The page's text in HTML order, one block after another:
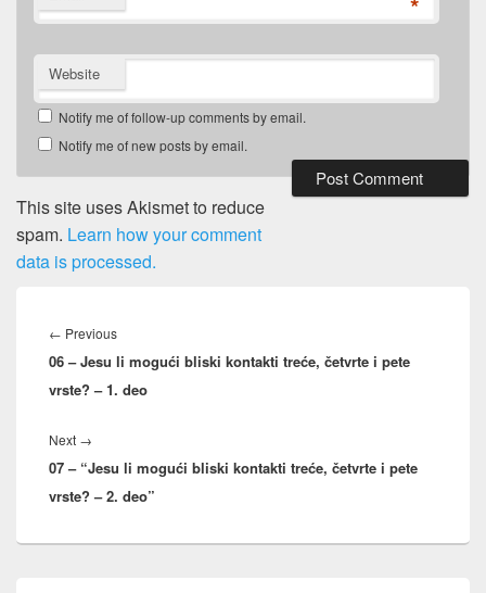
Website
Notify me of follow-up comments by email.
Notify me of new posts by email.
This site uses Akismet to reduce
spam. Learn how your comment
data is processed.
navigation
← PreviousPrevious
post:
06 – Jesu li mogući bliski kontakti treće, četvrte i pete
vrste? – 1. deo
Next →
post:
07 – “Jesu li mogući bliski kontakti treće, četvrte i pete
vrste? – 2. deo”